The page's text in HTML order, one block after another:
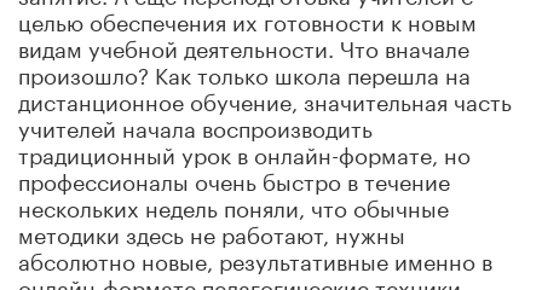
целью обеспечения их готовности к новым
видам учебной деятельности. Что вначале
произошло? Как только школа перешла на
дистанционное обучение, значительная часть
учителей начала воспроизводить
традиционный урок в онлайн-формате, но
профессионалы очень быстро в течение
нескольких недель поняли, что обычные
методики здесь не работают, нужны
абсолютно новые, результативные именно в